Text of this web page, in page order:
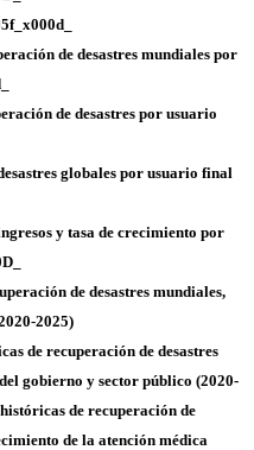
de desastres mundiales por
de desastres por usuario
globales por usuario final
y tasa de crecimiento por
de desastres mundiales,
2025)
de recuperación de desastres
gobierno y sector público (2020-
de recuperación de
de la atención médica